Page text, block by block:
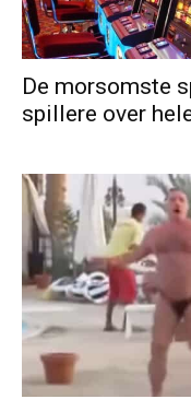
De morsomste
spillere over